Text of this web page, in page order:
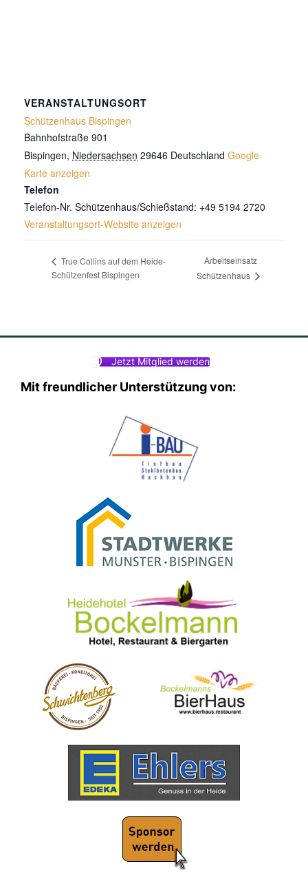
VERANSTALTUNGSORT
Schützenhaus Bispingen
Bahnhofstraße 901
Bispingen, Niedersachsen 29646 Deutschland Google
Karte anzeigen
Telefon
Telefon-Nr. Schützenhaus/Schießstand: +49 5194 2720
Veranstaltungsort-Website anzeigen
True Collins auf dem Heide-
Schützenfest Bispingen
Arbeitseinsatz
Schützenhaus
Jetzt Mitglied werden
Mit freundlicher Unterstützung von: